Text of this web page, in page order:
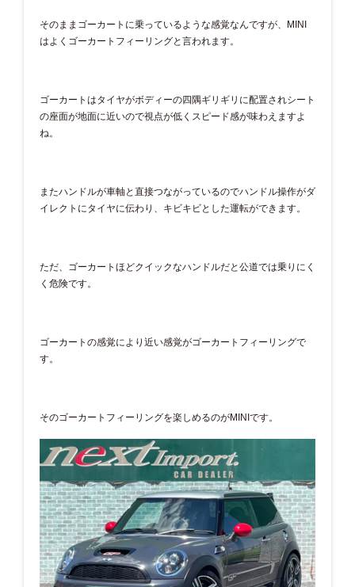
そのままゴーカートに乗っているような感覚なんですが、MINI
はよくゴーカートフィーリングと言われます。
ゴーカートはタイヤがボディーの四隅ギリギリに配置されシート
の座面が地面に近いので視点が低くスピード感が味わえますよ
ね。
またハンドルが車軸と直接つながっているのでハンドル操作がダ
イレクトにタイヤに伝わり、キビキビとした運転ができます。
ただ、ゴーカートほどクイックなハンドルだと公道では乗りにく
く危険です。
ゴーカートの感覚により近い感覚がゴーカートフィーリングで
す。
そのゴーカートフィーリングを楽しめるのがMINIです。